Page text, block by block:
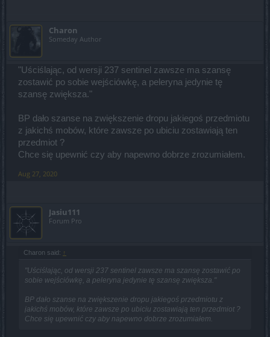
Charon
Someday Author
"Uściślając, od wersji 237 sentinel zawsze ma szansę
zostawić po sobie wejściówkę, a peleryna jedynie tę
szansę zwiększa."
BP dało szanse na zwiększenie dropu jakiegoś przedmiotu
z jakichś mobów, które zawsze po ubiciu zostawiają ten
przedmiot ?
Chce się upewnić czy aby napewno dobrze zrozumiałem.
Aug 27, 2020
Jasiu111
Forum Pro
Charon said: ↑
"Uściślając, od wersji 237 sentinel zawsze ma szansę zostawić po
sobie wejściówkę, a peleryna jedynie tę szansę zwiększa."
BP dało szanse na zwiększenie dropu jakiegoś przedmiotu z
jakichś mobów, które zawsze po ubiciu zostawiają ten przedmiot ?
Chce się upewnić czy aby napewno dobrze zrozumiałem.